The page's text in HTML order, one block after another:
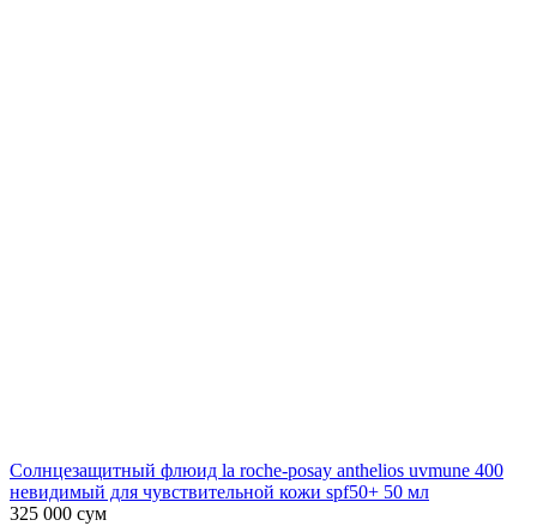
Солнцезащитный флюид la roche-posay anthelios uvmune 400
невидимый для чувствительной кожи spf50+ 50 мл
325 000 сум